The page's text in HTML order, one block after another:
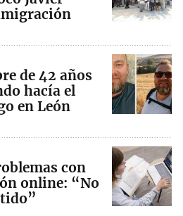
de 42 años
hacía el
en León
con
online: “No